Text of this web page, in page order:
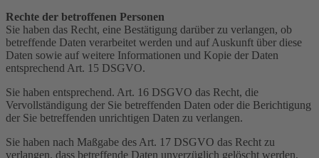
Rechte der betroffenen Personen
Sie haben das Recht, eine Bestätigung darüber zu verlangen, ob
betreffende Daten verarbeitet werden und auf Auskunft über diese
Daten sowie auf weitere Informationen und Kopie der Daten
entsprechend Art. 15 DSGVO.
Sie haben entsprechend. Art. 16 DSGVO das Recht, die
Vervollständigung der Sie betreffenden Daten oder die Berichtigung
der Sie betreffenden unrichtigen Daten zu verlangen.
Sie haben nach Maßgabe des Art. 17 DSGVO das Recht zu
verlangen, dass betreffende Daten unverzüglich gelöscht werden,